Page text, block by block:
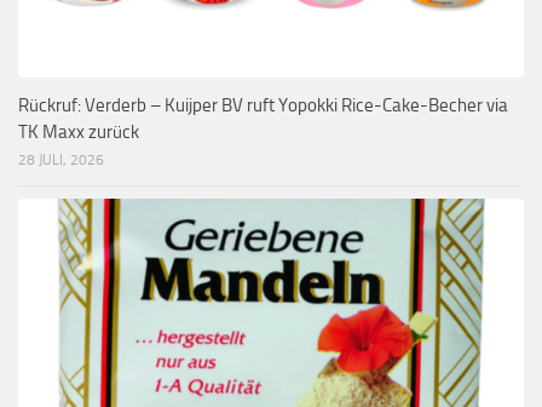
Rückruf: Verderb – Kuijper BV ruft Yopokki Rice-Cake-Becher via
TK Maxx zurück
28 JULI, 2026